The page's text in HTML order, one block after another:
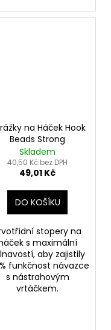
na Háček Hook
Beads Strong
Skladem
40,50 Kč bez DPH
49,01 Kč
DO KOŠÍKU
stopery na
s maximální
aby zajistily
funkčnost návazce
s nástrahovým
vrtáčkem.